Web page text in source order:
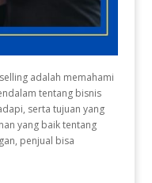
adalah memahami
tentang bisnis
serta tujuan yang
yang baik tentang
penjual bisa